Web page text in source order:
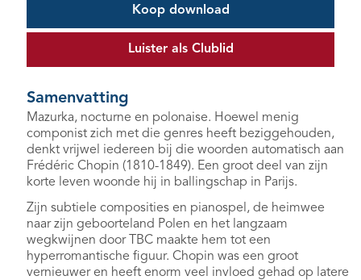
Koop download
Luister als Clublid
Samenvatting
Mazurka, nocturne en polonaise. Hoewel menig
componist zich met die genres heeft beziggehouden,
denkt vrijwel iedereen bij die woorden automatisch aan
Frédéric Chopin (1810-1849). Een groot deel van zijn
korte leven woonde hij in ballingschap in Parijs.
Zijn subtiele composities en pianospel, de heimwee
naar zijn geboorteland Polen en het langzaam
wegkwijnen door TBC maakte hem tot een
hyperromantische figuur. Chopin was een groot
vernieuwer en heeft enorm veel invloed gehad op latere